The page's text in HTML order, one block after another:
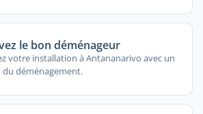
le bon déménageur
votre installation à Antananarivo avec un
déménagement.